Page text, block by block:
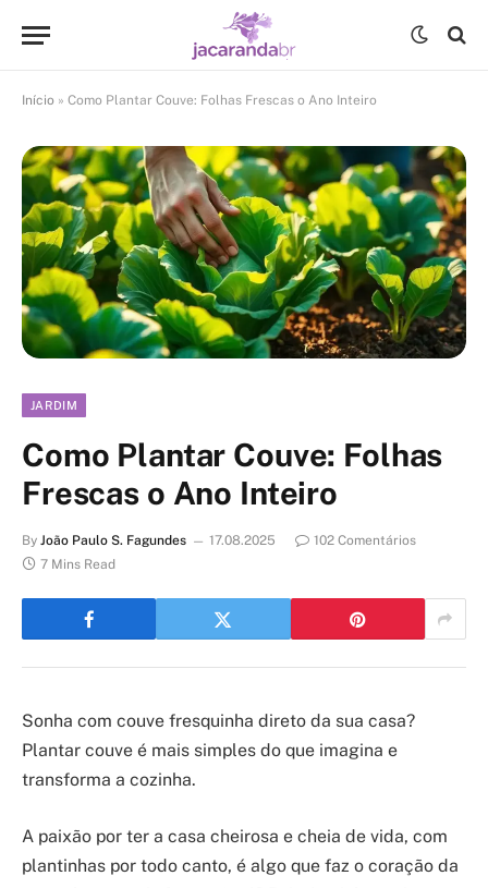
Início » Como Plantar Couve: Folhas Frescas o Ano Inteiro
JARDIM
Como Plantar Couve: Folhas
Frescas o Ano Inteiro
By João Paulo S. Fagundes 17.08.2025
102 Comentários
7 Mins Read
Sonha com couve fresquinha direto da sua casa?
Plantar couve é mais simples do que imagina e
transforma a cozinha.
A paixão por ter a casa cheirosa e cheia de vida, com
plantinhas por todo canto, é algo que faz o coração da